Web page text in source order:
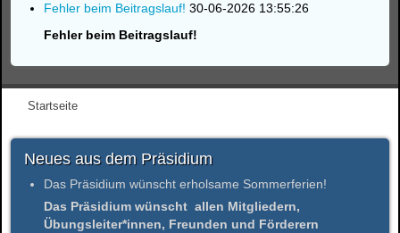
Fehler beim Beitragslauf! 30-06-2026 13:55:26
Fehler beim Beitragslauf!
Startseite
Neues aus dem Präsidium
Das Präsidium wünscht erholsame Sommerferien!
Das Präsidium wünscht allen Mitgliedern,
Übungsleiter*innen, Freunden und Förderern